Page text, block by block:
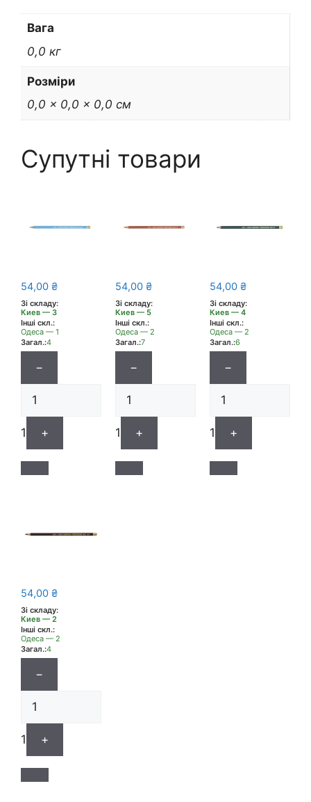
Вага
0,0 кг
Розміри
0,0 × 0,0 × 0,0 см
Супутні товари
54,00 ₴
Зі складу:
Киев — 3
Інші скл.:
Одеса — 1
Загал.:4
−
1 +
54,00 ₴
Зі складу:
Киев — 5
Інші скл.:
Одеса — 2
Загал.:7
−
1 +
54,00 ₴
Зі складу:
Киев — 4
Інші скл.:
Одеса — 2
Загал.:6
−
1 +
54,00 ₴
Зі складу:
Киев — 2
Інші скл.:
Одеса — 2
Загал.:4
−
1 +